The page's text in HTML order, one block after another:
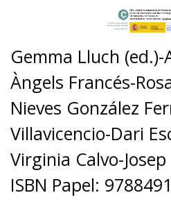
Gemma Lluch
Àngels Francés-
Nieves González
Villavicencio-Dari
Virginia Calvo-
ISBN Papel: